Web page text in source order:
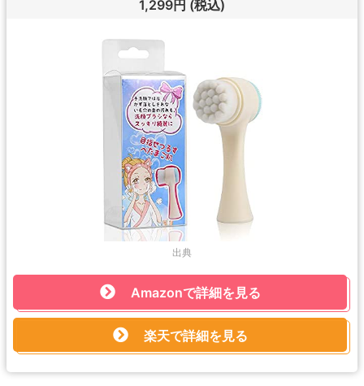
1,299円 (税込)
出典
Amazonで詳細を見る
楽天で詳細を見る